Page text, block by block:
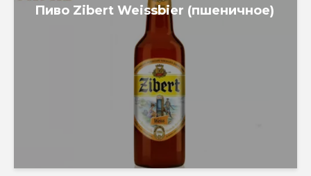
Пиво Zibert Weissbier (пшеничное)